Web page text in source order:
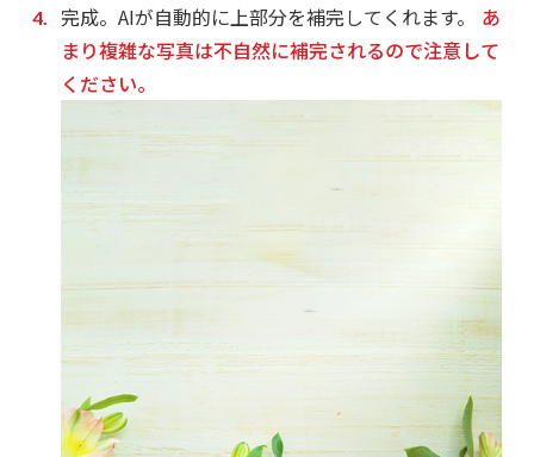
完成。AIが自動的に上部分を補完してくれます。
あ
まり複雑な写真は不自然に補完されるので注意して
ください。